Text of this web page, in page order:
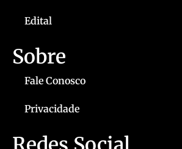
Edital
Sobre
Fale Conosco
Privacidade